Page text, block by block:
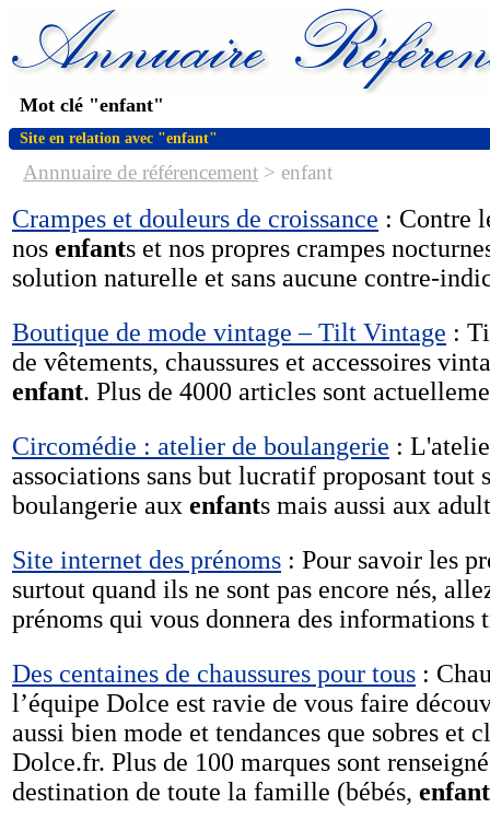
Mot clé "enfant"
Site en relation avec "enfant"
Annnuaire de référencement > enfant
Crampes et douleurs de croissance : Contre
nos enfants et nos propres crampes
solution naturelle et sans aucune contre-
Boutique de mode vintage – Tilt Vintage :
de vêtements, chaussures et accessoires
enfant. Plus de 4000 articles sont
Circomédie : atelier de boulangerie :
associations sans but lucratif proposant tout
boulangerie aux enfants mais aussi aux
Site internet des prénoms : Pour savoir les
surtout quand ils ne sont pas encore nés,
prénoms qui vous donnera des informations
Des centaines de chaussures pour tous :
l’équipe Dolce est ravie de vous faire
aussi bien mode et tendances que sobres et
Dolce.fr. Plus de 100 marques sont
destination de toute la famille (bébés, enfant